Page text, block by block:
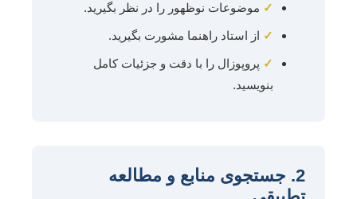
✓ موضوعات نوظهور را در نظر بگیرید.
✓ از استاد راهنما مشورت بگیرید.
✓ پروپوزال را با دقت و جزئیات کامل
بنویسید.
2. جستجوی منابع و مطالعه